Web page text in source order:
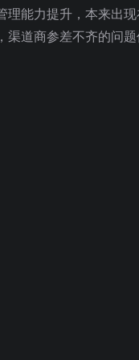
能力提升，本来出
道商参差不齐的问